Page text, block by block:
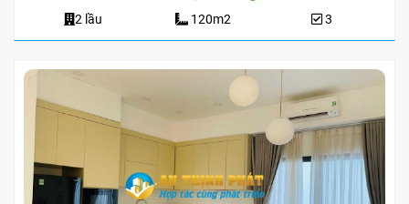
2 lầu 120m2 3